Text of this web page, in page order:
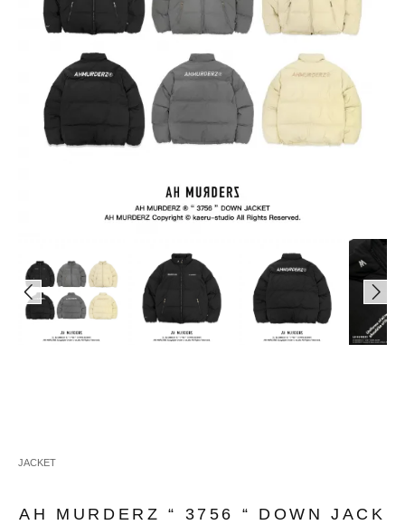
JACKET
AH MURDERZ “ 3756 “ DOWN JACK